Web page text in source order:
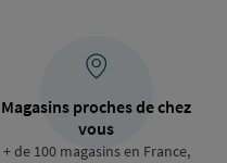
Magasins proches de chez
vous
+ de 100 magasins en France,